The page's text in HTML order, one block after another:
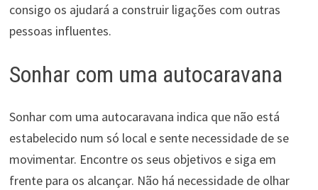
consigo os ajudará a construir ligações com outras
pessoas influentes.
Sonhar com uma autocaravana
Sonhar com uma autocaravana indica que não está
estabelecido num só local e sente necessidade de se
movimentar. Encontre os seus objetivos e siga em
frente para os alcançar. Não há necessidade de olhar